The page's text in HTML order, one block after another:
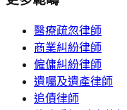
醫療疏忽律師
商業糾紛律師
僱傭糾紛律師
遺囑及遺產律師
追債律師